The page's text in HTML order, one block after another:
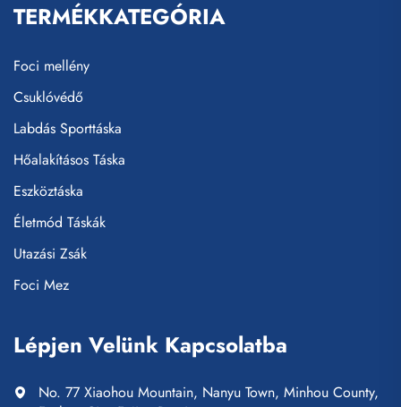
TERMÉKKATEGÓRIA
Foci mellény
Csuklóvédő
Labdás Sporttáska
Hőalakításos Táska
Eszköztáska
Életmód Táskák
Utazási Zsák
Foci Mez
Lépjen Velünk Kapcsolatba
No. 77 Xiaohou Mountain, Nanyu Town, Minhou County,